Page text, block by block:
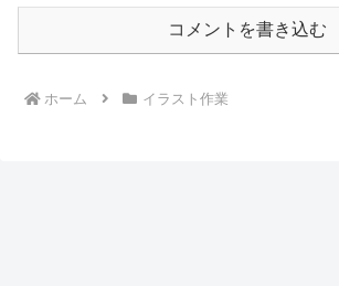
コメントを書き込む
ホーム イラスト作業